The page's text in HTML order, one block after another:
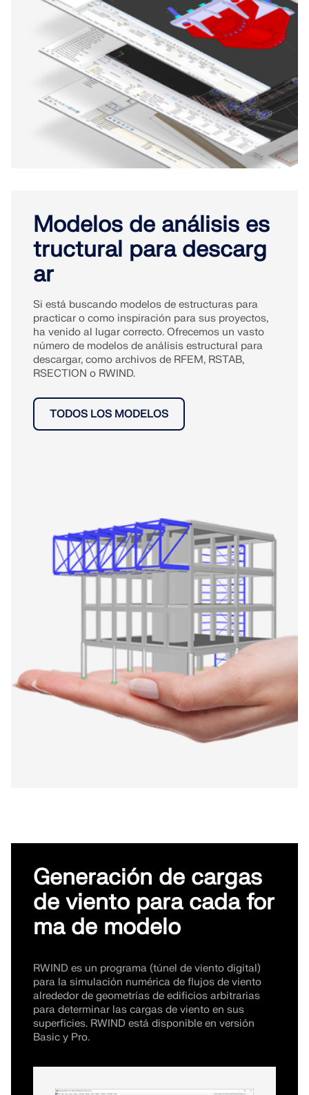
Modelos de análisis es
tructural para descarg
ar
Si está buscando modelos de estructuras para
practicar o como inspiración para sus proyectos,
ha venido al lugar correcto. Ofrecemos un vasto
número de modelos de análisis estructural para
descargar, como archivos de RFEM, RSTAB,
RSECTION o RWIND.
TODOS LOS MODELOS
Generación de cargas
de viento para cada for
ma de modelo
RWIND es un programa (túnel de viento digital)
para la simulación numérica de flujos de viento
alrededor de geometrías de edificios arbitrarias
para determinar las cargas de viento en sus
superficies. RWIND está disponible en versión
Basic y Pro.